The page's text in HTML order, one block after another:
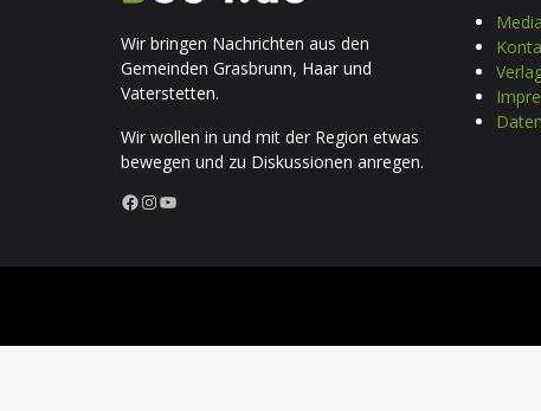
Wir bringen Nachrichten aus den
Gemeinden Grasbrunn, Haar und
Vaterstetten.
Wir wollen in und mit der Region etwas
bewegen und zu Diskussionen anregen.
Facebook InstagramYouTube